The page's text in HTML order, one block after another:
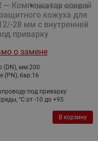
— Компенсатор осевой
кожуха для
28 мм с внутренней
приварку
о замене
(DN), мм:200
(PN), бар:16
под приварку
°С:от -10 до +95
Заказная позиция
В корзину